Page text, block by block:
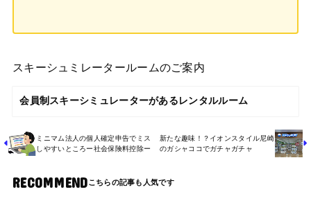
スキーシュミレータールームのご案内
会員制スキーシミュレーターがあるレンタルルーム
ミニマム法人の個人確定申告でミス
しやすいところー社会保険料控除ー
新たな趣味！？イオンスタイル尼崎
のガシャココでガチャガチャ
RECOMMEND